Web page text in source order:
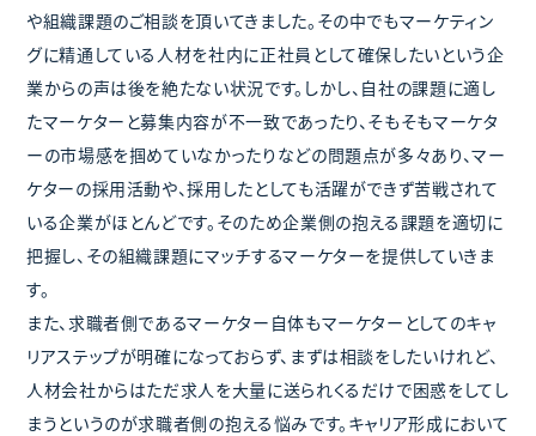
や組織課題のご相談を頂いてきました。その中でもマーケティン
グに精通している人材を社内に正社員として確保したいという企
業からの声は後を絶たない状況です。しかし、自社の課題に適し
たマーケターと募集内容が不一致であったり、そもそもマーケタ
ーの市場感を掴めていなかったりなどの問題点が多々あり、マー
ケターの採用活動や、採用したとしても活躍ができず苦戦されて
いる企業がほとんどです。そのため企業側の抱える課題を適切に
把握し、その組織課題にマッチするマーケターを提供していきま
す。
また、求職者側であるマーケター自体もマーケターとしてのキャ
リアステップが明確になっておらず、まずは相談をしたいけれど、
人材会社からはただ求人を大量に送られくるだけで困惑をしてし
まうというのが求職者側の抱える悩みです。キャリア形成において